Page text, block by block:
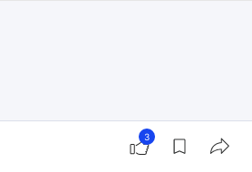
3